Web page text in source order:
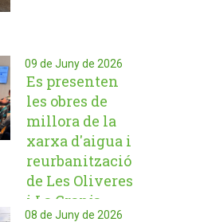
09 de Juny de 2026
Es presenten
les obres de
millora de la
xarxa d'aigua i
reurbanització
de Les Oliveres
i La Granja
08 de Juny de 2026